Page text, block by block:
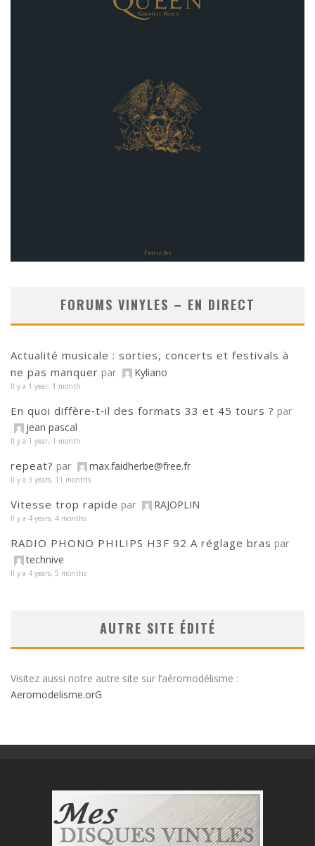
FORUMS VINYLES – EN DIRECT
Actualité musicale : sorties, concerts et festivals à
ne pas manquer par Kyliano
Il y a 1 year, 1 month
En quoi diffère‑t‑il des formats 33 et 45 tours ? par
jean pascal
Il y a 1 year, 1 month
repeat? par max.faidherbe@free.fr
Il y a 3 years, 11 months
Vitesse trop rapide par RAJOPLIN
Il y a 4 years, 4 months
RADIO PHONO PHILIPS H3F 92 A réglage bras par
technive
Il y a 4 years, 5 months
AUTRE SITE ÉDITÉ
Visitez aussi notre autre site sur l’aéromodélisme :
Aeromodelisme.orG